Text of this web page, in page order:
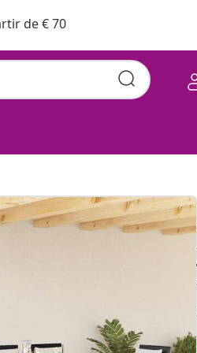
de € 70